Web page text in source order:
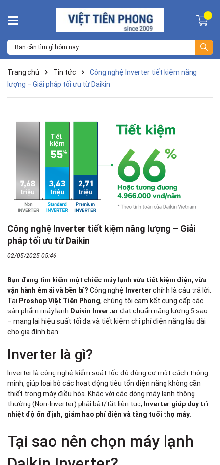
Trang chủ Tin tức
Công nghệ Inverter tiết kiệm năng
lượng – Giải pháp tối ưu từ Daikin
Công nghệ Inverter tiết kiệm năng lượng – Giải
pháp tối ưu từ Daikin
02/05/2025 05:46
Bạn đang tìm kiếm một chiếc máy lạnh vừa tiết kiệm điện, vừa
vận hành êm ái và bền bỉ? Công nghệ Inverter chính là câu trả lời.
Tại Proshop Việt Tiên Phong, chúng tôi cam kết cung cấp các
sản phẩm máy lạnh Daikin Inverter đạt chuẩn năng lượng 5 sao
– mang lại hiệu suất tối đa và tiết kiệm chi phí điện năng lâu dài
cho gia đình bạn.
Inverter là gì?
Inverter là công nghệ kiểm soát tốc độ động cơ một cách thông
minh, giúp loại bỏ các hoạt động tiêu tốn điện năng không cần
thiết trong máy điều hòa. Khác với các dòng máy lạnh thông
thường (Non-Inverter) phải bật/tắt liên tục, Inverter giúp duy trì
nhiệt độ ổn định, giảm hao phí điện và tăng tuổi thọ máy.
Tại sao nên chọn máy lạnh